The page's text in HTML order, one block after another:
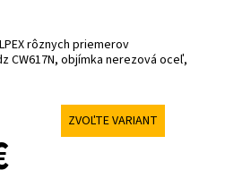
rôznych priemerov
CW617N, objímka nerezová oceľ,
ZVOĽTE VARIANT